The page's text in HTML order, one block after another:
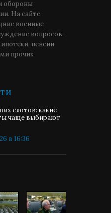
обороны
На сайте
военные
вопросов,
пенсии
прочих
слотов: какие
чаще выбирают
в 16:36